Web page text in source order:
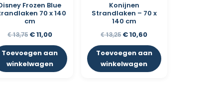
Frozen Blue
70 x 140
cm
€13,75 €11,00
Toevoegen aan
winkelwagen
Konijnen
Strandlaken – 70 x
140 cm
€13,25 €10,60
Toevoegen aan
winkelwagen